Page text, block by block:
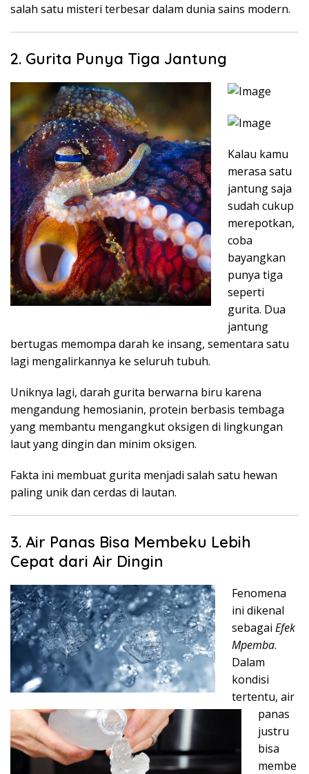
salah satu misteri terbesar dalam dunia sains modern.
2. Gurita Punya Tiga Jantung
Kalau kamu
merasa satu
jantung saja
sudah cukup
merepotkan,
coba
bayangkan
punya tiga
seperti
gurita. Dua
jantung
bertugas memompa darah ke insang, sementara satu
lagi mengalirkannya ke seluruh tubuh.
Uniknya lagi, darah gurita berwarna biru karena
mengandung hemosianin, protein berbasis tembaga
yang membantu mengangkut oksigen di lingkungan
laut yang dingin dan minim oksigen.
Fakta ini membuat gurita menjadi salah satu hewan
paling unik dan cerdas di lautan.
3. Air Panas Bisa Membeku Lebih
Cepat dari Air Dingin
Fenomena
ini dikenal
sebagai Efek
Mpemba.
Dalam
kondisi
tertentu, air
panas
justru
bisa
membe